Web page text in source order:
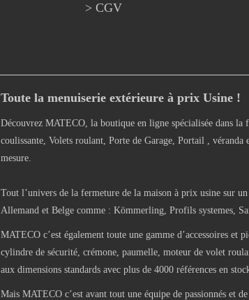
> CGV
Toute la menuiserie extérieure à prix Usine !
Découvrez MATECO, la boutique en ligne spécialisée dans
coulissante, Volets roulant, Porte de Garage, Portail ,
mesure.
Tout l’univers de la fermeture de la maison à prix usine sur
Allemand et Belge comme : Kömmerling, Profils systemes,
MATECO c’est également toute une gamme d’accessoires
cylindre de sécurité, crémone, paumelle, moteur de volet
aux dimensions standards avec plus de 4000 références en
Mais MATECO c’est avant tout une équipe de passionnés et